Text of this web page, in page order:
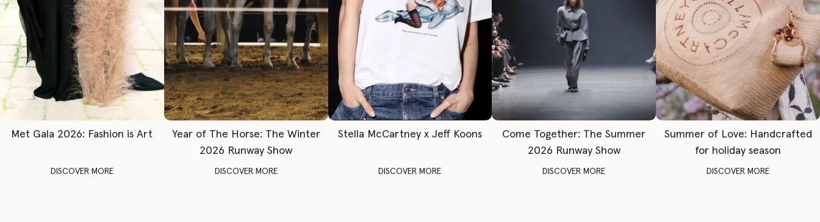
Met Gala 2026: Fashion is Art
DISCOVER MORE
Year of The Horse: The Winter
2026 Runway Show
DISCOVER MORE
Stella McCartney x Jeff Koons
DISCOVER MORE
Come Together: The Summer
2026 Runway Show
DISCOVER MORE
Summer of Love: Handcrafted
for holiday season
DISCOVER MORE